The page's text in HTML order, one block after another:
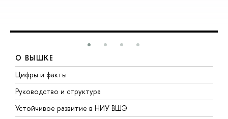
О ВЫШКЕ
Цифры и факты
Руководство и структура
Устойчивое развитие в НИУ ВШЭ